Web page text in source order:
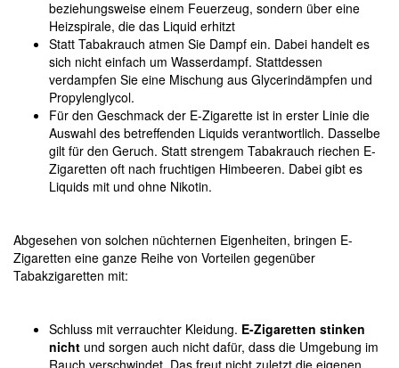
beziehungsweise einem Feuerzeug, sondern über eine
Heizspirale, die das Liquid erhitzt
Statt Tabakrauch atmen Sie Dampf ein. Dabei handelt es
sich nicht einfach um Wasserdampf. Stattdessen
verdampfen Sie eine Mischung aus Glycerindämpfen und
Propylenglycol.
Für den Geschmack der E-Zigarette ist in erster Linie die
Auswahl des betreffenden Liquids verantwortlich. Dasselbe
gilt für den Geruch. Statt strengem Tabakrauch riechen E-
Zigaretten oft nach fruchtigen Himbeeren. Dabei gibt es
Liquids mit und ohne Nikotin.
Abgesehen von solchen nüchternen Eigenheiten, bringen E-
Zigaretten eine ganze Reihe von Vorteilen gegenüber
Tabakzigaretten mit:
Schluss mit verrauchter Kleidung. E-Zigaretten stinken
nicht und sorgen auch nicht dafür, dass die Umgebung im
Rauch verschwindet. Das freut nicht zuletzt die eigenen